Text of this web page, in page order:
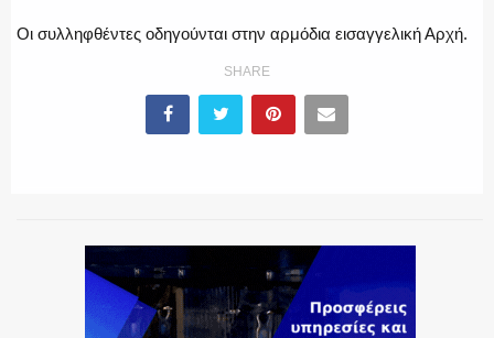
Οι συλληφθέντες οδηγούνται στην αρμόδια εισαγγελική Αρχή.
SHARE